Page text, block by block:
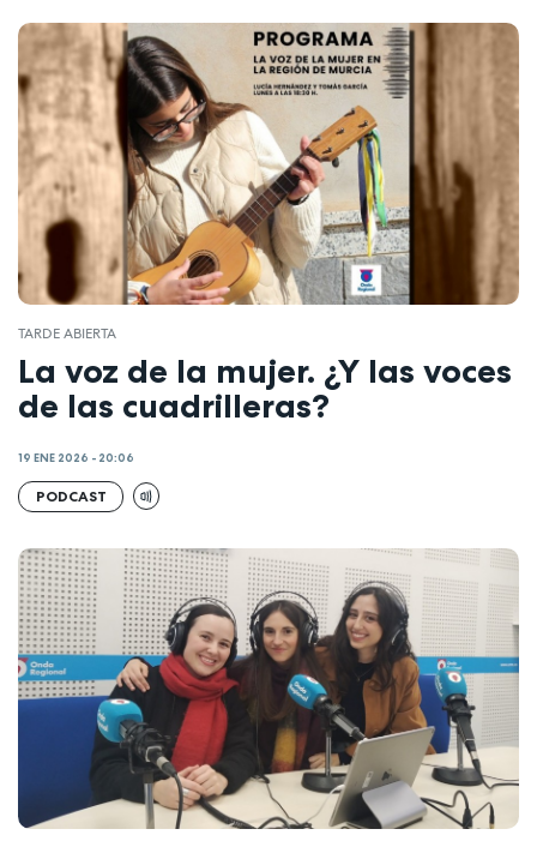
TARDE ABIERTA
La voz de la mujer. ¿Y las voces
de las cuadrilleras?
19 ENE 2026 - 20:06
PODCAST